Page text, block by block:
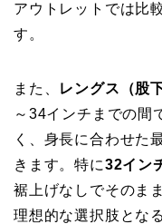
アウトレットでは比
す。
また、 レングス（股
～34インチまでの間
く、身長に合わせた
きます。特に32イン
裾上げなしでそのま
理想的な選択肢とな